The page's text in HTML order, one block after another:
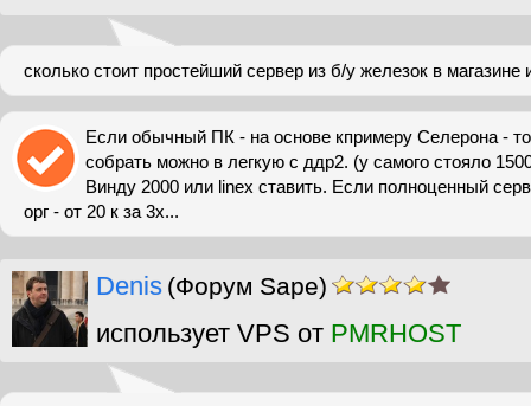
сколько стоит простейший сервер из б/у железок в магазине
Если обычный ПК - на основе кпримеру Селерона -
собрать можно в легкую с ддр2. (у самого стояло
Винду 2000 или linex ставить. Если полноценный
орг - от 20 к за 3х...
Denis (Форум Sape)
использует VPS от PMRHOST